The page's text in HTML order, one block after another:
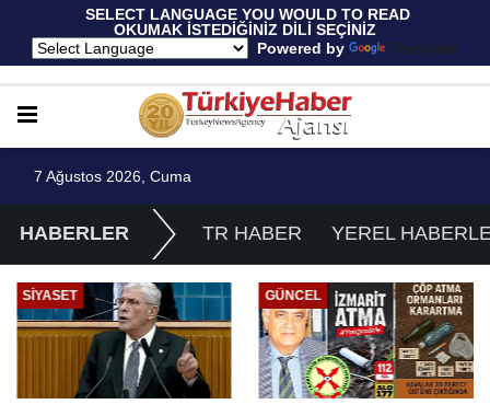
SELECT LANGUAGE YOU WOULD TO READ
OKUMAK İSTEDİĞİNİZ DİLİ SEÇİNİZ
Powered by
Translate
7 Ağustos 2026, Cuma
HABERLER TR HABER YEREL
SIYASET GÜNCEL